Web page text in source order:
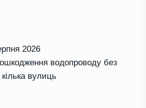
2026
водопроводу без
вулиць